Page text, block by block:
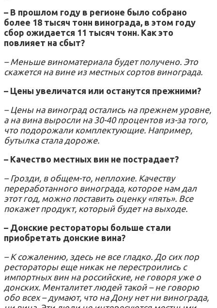
– В прошлом году в регионе было собрано
более 18 тысяч тонн винограда, в этом году
сбор ожидается 11 тысяч тонн. Как это
повлияет на сбыт?
– Меньше виноматериала будет получено. Это
скажется на вине из местных сортов винограда.
– Цены увеличатся или останутся прежними?
– Цены на виноград остались на прежнем уровне,
а на вина выросли на 30-40 процентов из-за того,
что подорожали комплектующие. Например,
бутылка стала дороже.
– Качество местных вин не пострадает?
– Грозди, в общем-то, неплохие. Качеству
переработанного винограда, которое нам дал
этот год, можно поставить оценку «пять». Все
покажет продукт, который будет на выходе.
– Донские рестораторы больше стали
приобретать донские вина?
– К сожалению, здесь не все гладко. До сих пор
рестораторы еще никак не перестроились с
импортных вин на российские, не говоря уже о
донских. Менталитет людей такой – не говорю
обо всех – думают, что на Дону нет ни винограда,